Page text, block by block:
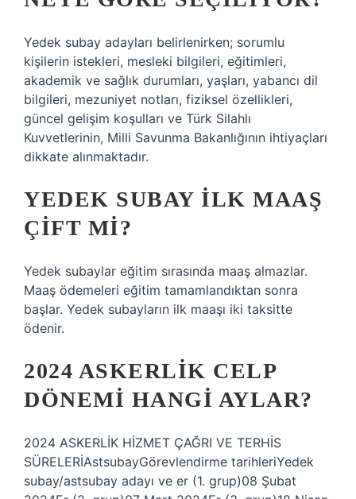
Yedek subay adayları belirlenirken; sorumlu
kişilerin istekleri, mesleki bilgileri, eğitimleri,
akademik ve sağlık durumları, yaşları, yabancı dil
bilgileri, mezuniyet notları, fiziksel özellikleri,
güncel gelişim koşulları ve Türk Silahlı
Kuvvetlerinin, Milli Savunma Bakanlığının ihtiyaçları
dikkate alınmaktadır.
YEDEK SUBAY ILK MAAŞ
ÇIFT MI?
Yedek subaylar eğitim sırasında maaş almazlar.
Maaş ödemeleri eğitim tamamlandıktan sonra
başlar. Yedek subayların ilk maaşı iki taksitte
ödenir.
2024 ASKERLIK CELP
DÖNEMI HANGI AYLAR?
2024 ASKERLİK HİZMET ÇAĞRI VE TERHİS
SÜRELERİAstsubayGörevlendirme tarihleriYedek
subay/astsubay adayı ve er (1. grup)08 Şubat